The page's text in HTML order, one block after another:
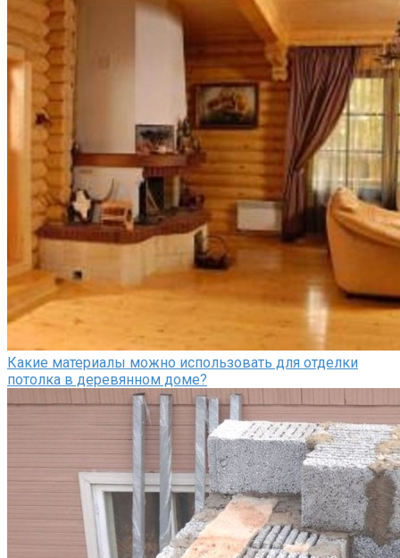
Какие материалы можно использовать для отделки
потолка в деревянном доме?